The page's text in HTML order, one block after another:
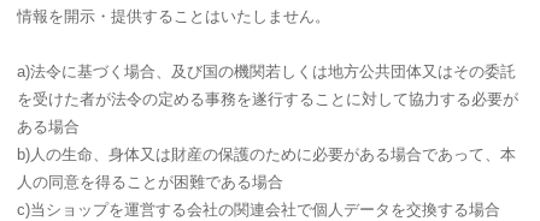
情報を開示・提供することはいたしません。
a)法令に基づく場合、及び国の機関若しくは地方公共団体又はその委託
を受けた者が法令の定める事務を遂行することに対して協力する必要が
ある場合
b)人の生命、身体又は財産の保護のために必要がある場合であって、本
人の同意を得ることが困難である場合
c)当ショップを運営する会社の関連会社で個人データを交換する場合